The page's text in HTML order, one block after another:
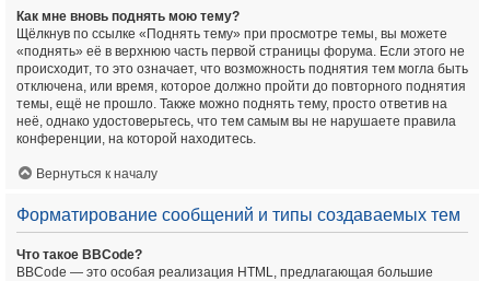
Как мне вновь поднять мою тему?
Щёлкнув по ссылке «Поднять тему» при просмотре темы, вы можете
«поднять» её в верхнюю часть первой страницы форума. Если этого не
происходит, то это означает, что возможность поднятия тем могла быть
отключена, или время, которое должно пройти до повторного поднятия
темы, ещё не прошло. Также можно поднять тему, просто ответив на
неё, однако удостоверьтесь, что тем самым вы не нарушаете правила
конференции, на которой находитесь.
Вернуться к началу
Форматирование сообщений и типы создаваемых тем
Что такое BBCode?
BBCode — это особая реализация HTML, предлагающая большие